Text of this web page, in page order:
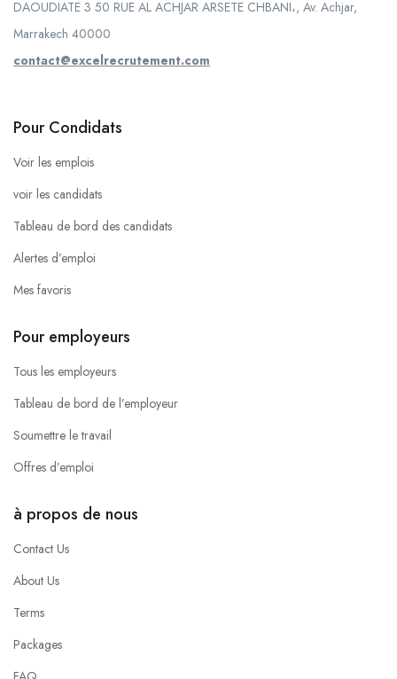
DAOUDIATE 3 50 RUE AL ACHJAR ARSETE CHBANI،, Av. Achjar,
Marrakech 40000
contact@excelrecrutement.com
Pour Condidats
Voir les emplois
voir les candidats
Tableau de bord des candidats
Alertes d’emploi
Mes favoris
Pour employeurs
Tous les employeurs
Tableau de bord de l’employeur
Soumettre le travail
Offres d’emploi
à propos de nous
Contact Us
About Us
Terms
Packages